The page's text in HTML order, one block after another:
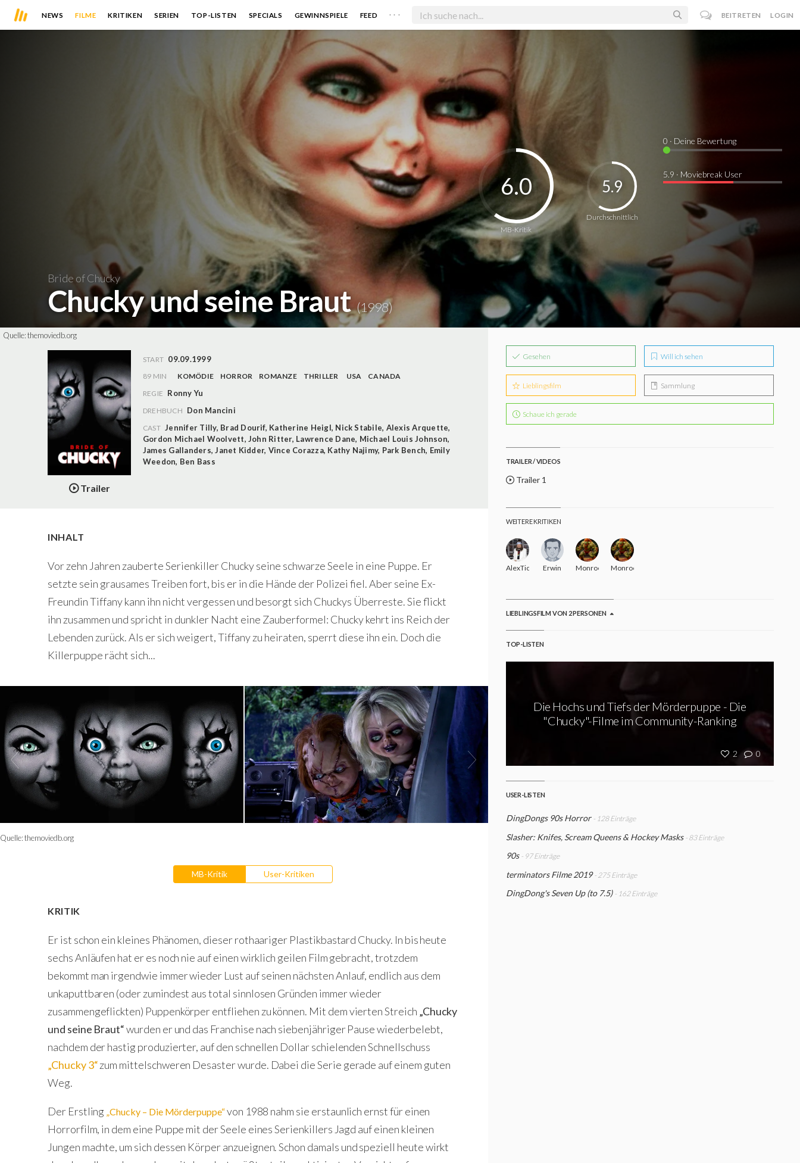
NEWS FILME KRITIKEN SERIEN TOP-LISTEN SPECIALS GEWINNSPIELE FEED . . . BEITRETEN LOGIN
Bride of Chucky
Chucky und seine Braut(1998)
MB-Kritik
6.0
Durchschnittlich
5.9
0 · Deine Bewertung
5.9 · Moviebreak User
Quelle:themoviedb.org
Trailer
START 09.09.1999
89 MIN KOMÖDIE HORROR ROMANZE THRILLER USA
CANADA
REGIE Ronny Yu
DREHBUCH Don Mancini
CAST Jennifer Tilly, Brad Dourif, Katherine Heigl, Nick Stabile, Alexis Arquette,
Gordon Michael Woolvett,John Ritter, Lawrence Dane, Michael Louis Johnson,
James Gallanders,Janet Kidder, Vince Corazza, Kathy Najimy, Park Bench, Emily
Weedon, Ben Bass
INHALT
Vor zehn Jahren zauberte Serienkiller Chucky seine schwarze Seele in eine Puppe. Er
setzte sein grausames Treiben fort, bis er in die Hände der Polizei fiel. Aber seine Ex-
Freundin Tiffany kann ihn nicht vergessen und besorgt sich Chuckys Überreste. Sie flickt
ihn zusammen und spricht in dunkler Nacht eine Zauberformel: Chucky kehrt ins Reich der
Lebenden zurück. Als er sich weigert, Tiffany zu heiraten, sperrt diese ihn ein. Doch die
Killerpuppe rächt sich...
Quelle:themoviedb.org
MB-Kritik User-Kritiken
KRITIK
Er ist schon ein kleines Phänomen, dieser rothaariger Plastikbastard Chucky. In bis heute
sechs Anläufen hat er es noch nie auf einen wirklich geilen Film gebracht, trotzdem
bekommt man irgendwie immer wieder Lust auf seinen nächsten Anlauf, endlich aus dem
unkaputtbaren (oder zumindest aus total sinnlosen Gründen immer wieder
zusammengeflickten) Puppenkörper entfliehen zu können. Mit dem vierten Streich „Chucky
und seine Braut“wurden er und das Franchise nach siebenjähriger Pause wiederbelebt,
nachdem der hastig produzierter, auf den schnellen Dollar schielenden Schnellschuss
„Chucky 3“zum mittelschweren Desaster wurde. Dabei die Serie gerade auf einem guten
Weg.
Der Erstling „Chucky – Die Mörderpuppe“von 1988 nahm sie erstaunlich ernst für einen
Horrorfilm, in dem eine Puppe mit der Seele eines Serienkillers Jagd auf einen kleinen
Jungen machte, um sich dessen Körper anzueignen. Schon damals und speziell heute wirkt
Gesehen Will ich sehen
Lieblingsfilm Sammlung
Schaue ich gerade
TRAILER / VIDEOS
Trailer 1
WEITERE KRITIKEN
AlexTickmanErwin Monroe Monroe
LIEBLINGSFILM VON 2 PERSONEN
TOP-LISTEN
2 0
Die Hochs und Tiefs der Mörderpuppe - Die
"Chucky"-Filme im Community-Ranking
USER-LISTEN
DingDongs 90s Horror - 128 Einträge
Slasher: Knifes, Scream Queens & Hockey Masks - 83 Einträge
90s - 97 Einträge
terminators Filme 2019 - 275 Einträge
DingDong's Seven Up (to 7.5) - 162 Einträge